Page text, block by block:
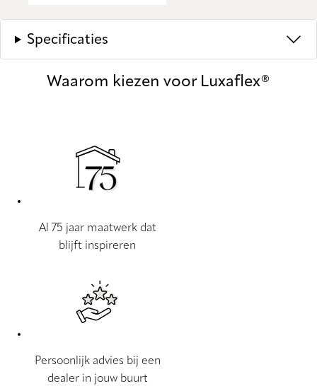
Specificaties
Waarom kiezen voor Luxaflex®
Al 75 jaar maatwerk dat
blijft inspireren
Persoonlijk advies bij een
dealer in jouw buurt